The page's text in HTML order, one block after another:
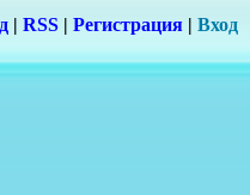
| RSS | Регистрация | Вход